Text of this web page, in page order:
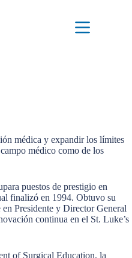
médica y expandir los límites
médico como de los
puestos de prestigio en
finalizó en 1994. Obtuvo su
Presidente y Director General
continua en el St. Luke’s
of Surgical Education, la